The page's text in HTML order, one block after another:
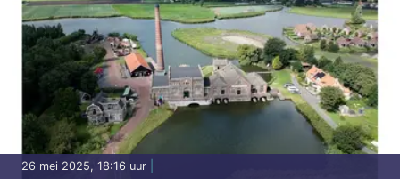
26 mei 2025, 18:16 uur